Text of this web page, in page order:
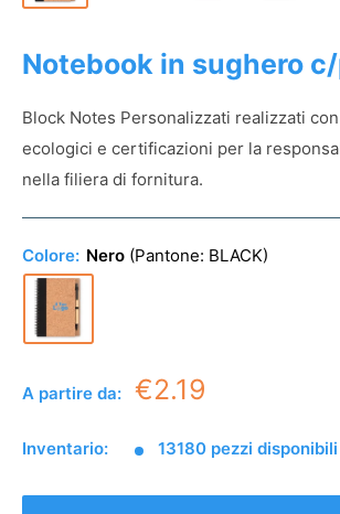
Notebook in sughero
Block Notes Personalizzati realizzati
ecologici e certificazioni per la
nella filiera di fornitura.
Colore: Nero (Pantone: BLACK)
A partire da: €2.19
Inventario: 13180 pezzi disponibili